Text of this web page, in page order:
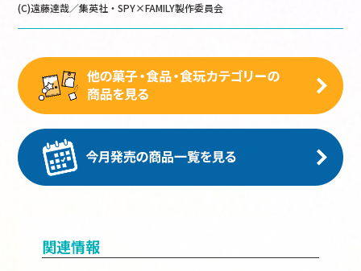
(C)遠藤達哉／集英社・SPY×FAMILY製作委員会
関連情報